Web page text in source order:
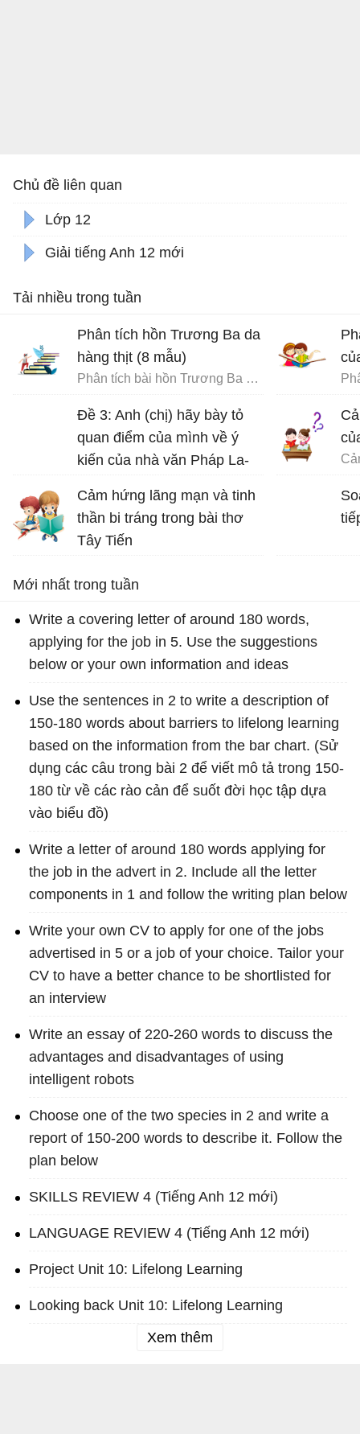
Chủ đề liên quan
Lớp 12
Giải tiếng Anh 12 mới
Tải nhiều trong tuần
Phân tích hồn Trương Ba da
hàng thịt (8 mẫu)
Phân tích bài hồn Trương Ba da hàng thịt - Văn mẫu 12
Đề 3: Anh (chị) hãy bày tỏ
quan điểm của mình về ý
kiến của nhà văn Pháp La-
nâng cao tinh thần ta lên và
gợi cho ta những tình cảm
cao quý và can đảm,...
Cảm hứng lãng mạn và tinh
thần bi tráng trong bài thơ
Tây Tiến
Mới nhất trong tuần
Write a covering letter of around 180 words,
applying for the job in 5. Use the suggestions
below or your own information and ideas
Use the sentences in 2 to write a description of
150-180 words about barriers to lifelong learning
based on the information from the bar chart. (Sử
dụng các câu trong bài 2 để viết mô tả trong 150-
180 từ về các rào cản để suốt đời học tập dựa
vào biểu đồ)
Write a letter of around 180 words applying for
the job in the advert in 2. Include all the letter
components in 1 and follow the writing plan below
Write your own CV to apply for one of the jobs
advertised in 5 or a job of your choice. Tailor your
CV to have a better chance to be shortlisted for
an interview
Write an essay of 220-260 words to discuss the
advantages and disadvantages of using
intelligent robots
Choose one of the two species in 2 and write a
report of 150-200 words to describe it. Follow the
plan below
SKILLS REVIEW 4 (Tiếng Anh 12 mới)
LANGUAGE REVIEW 4 (Tiếng Anh 12 mới)
Project Unit 10: Lifelong Learning
Looking back Unit 10: Lifelong Learning
Xem thêm